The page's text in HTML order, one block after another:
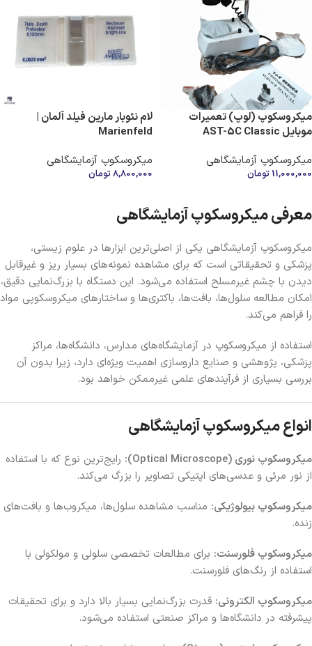
میکروسکوپ (لوپ) تعمیرات
موبایل AST-5C Classic
میکروسکوپ آزمایشگاهی
11,000,000 تومان
لام نئوبار مارین فیلد آلمان |
Marienfeld
میکروسکوپ آزمایشگاهی
8,800,000تومان
معرفی میکروسکوپ آزمایشگاهی
میکروسکوپ آزمایشگاهی یکی از اصلی‌ترین ابزارها در علوم زیستی،
پزشکی و تحقیقاتی است که برای مشاهده نمونه‌های بسیار ریز و غیرقابل
دیدن با چشم غیرمسلح استفاده می‌شود. این دستگاه با بزرگ‌نمایی دقیق،
امکان مطالعه سلول‌ها، بافت‌ها، باکتری‌ها و ساختارهای میکروسکوپی مواد
را فراهم می‌کند.
استفاده از میکروسکوپ در آزمایشگاه‌های مدارس، دانشگاه‌ها، مراکز
پزشکی، پژوهشی و صنایع داروسازی اهمیت ویژه‌ای دارد، زیرا بدون آن
بررسی بسیاری از فرآیندهای علمی غیرممکن خواهد بود.
انواع میکروسکوپ آزمایشگاهی
میکروسکوپ نوری (Optical Microscope):
رایج‌ترین نوع که با استفاده
از نور مرئی و عدسی‌های اپتیکی تصاویر را بزرگ می‌کند.
میکروسکوپ بیولوژیکی: مناسب مشاهده سلول‌ها، میکروب‌ها و بافت‌های
زنده.
میکروسکوپ فلورسنت: برای مطالعات تخصصی سلولی و مولکولی با
استفاده از رنگ‌های فلورسنت.
میکروسکوپ الکترونی: قدرت بزرگ‌نمایی بسیار بالا دارد و برای تحقیقات
پیشرفته در دانشگاه‌ها و مراکز صنعتی استفاده می‌شود.